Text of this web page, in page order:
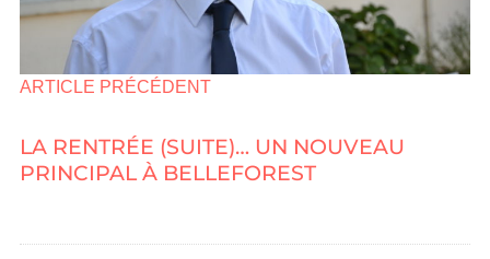
ARTICLE PRÉCÉDENT
LA RENTRÉE (SUITE)… UN NOUVEAU
PRINCIPAL À BELLEFOREST